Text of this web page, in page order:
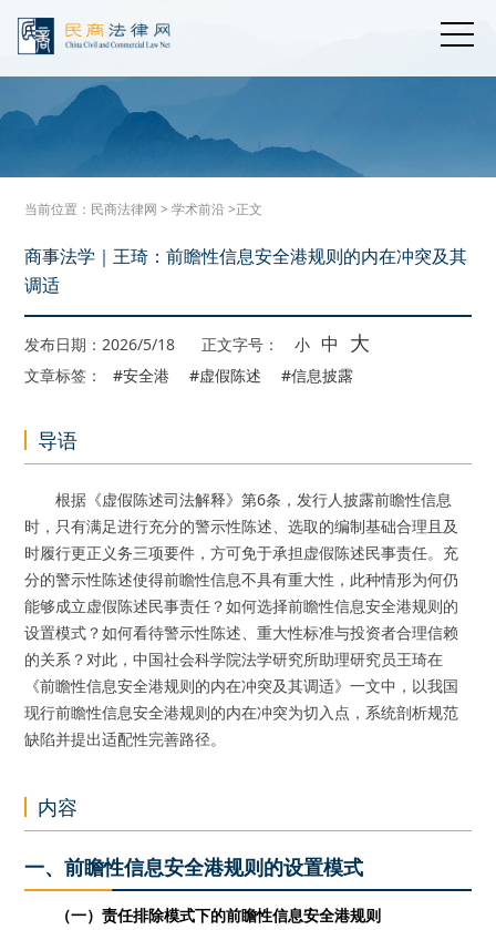
当前位置： 民商法律网 >学术前沿>正文
商事法学｜王琦：前瞻性信息安全港规则的内在冲突及其
调适
发布日期：2026/5/18 正文字号： 小 中 大
文章标签： #安全港 #虚假陈述 #信息披露
导语
根据《虚假陈述司法解释》第6条，发行人披露前瞻性信息
时，只有满足进行充分的警示性陈述、选取的编制基础合理且及
时履行更正义务三项要件，方可免于承担虚假陈述民事责任。充
分的警示性陈述使得前瞻性信息不具有重大性，此种情形为何仍
能够成立虚假陈述民事责任？如何选择前瞻性信息安全港规则的
设置模式？如何看待警示性陈述、重大性标准与投资者合理信赖
的关系？对此，中国社会科学院法学研究所助理研究员王琦在
《前瞻性信息安全港规则的内在冲突及其调适》一文中，以我国
现行前瞻性信息安全港规则的内在冲突为切入点，系统剖析规范
缺陷并提出适配性完善路径。
内容
一、前瞻性信息安全港规则的设置模式
（一）责任排除模式下的前瞻性信息安全港规则